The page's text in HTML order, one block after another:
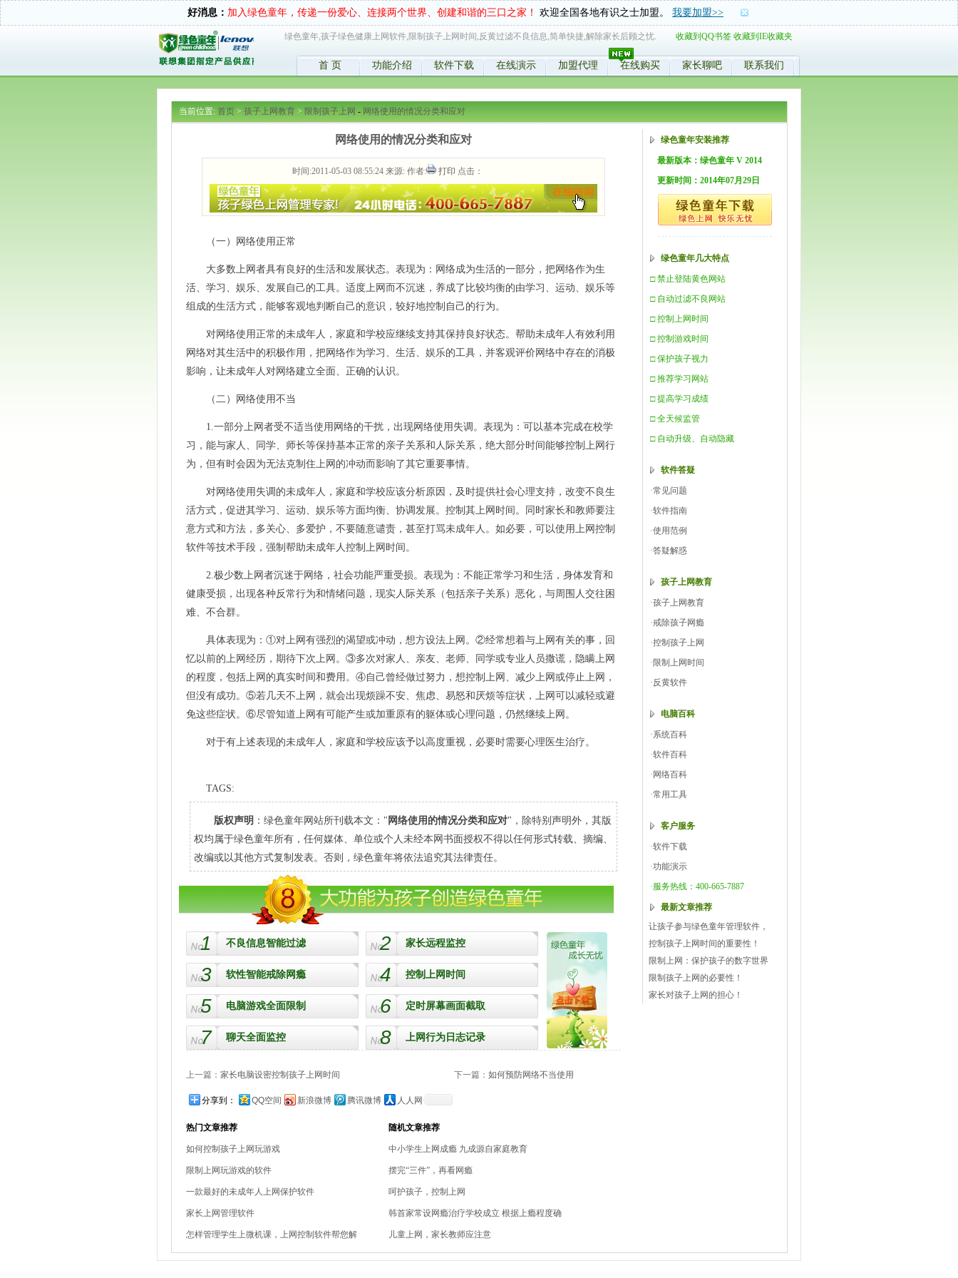
好消息： 加入绿色童年，传递一份爱心、连接两个世界、创建和谐的三口之家！ 欢迎全国各地有识之士加盟。 我要加盟>>
绿色童年,孩子绿色健康上网软件,限制孩子上网时间,反黄过滤不良信息,简单快捷,解除家长后顾之忧. 收藏到QQ书签 收藏到IE收藏夹
首 页 功能介绍 软件下载 在线演示 加盟代理 在线购买 家长聊吧 联系我们
当前位置: 首页> 孩子上网教育> 限制孩子上网 - 网络使用的情况分类和应对
网络使用的情况分类和应对
时间:2011-05-03 08:55:24 来源: 作者: 打印 点击：
（一）网络使用正常
大多数上网者具有良好的生活和发展状态。表现为：网络成为生活的一部分，把网络作为生
活、学习、娱乐、发展自己的工具。适度上网而不沉迷，养成了比较均衡的由学习、运动、娱乐等
组成的生活方式，能够客观地判断自己的意识，较好地控制自己的行为。
对网络使用正常的未成年人，家庭和学校应继续支持其保持良好状态。帮助未成年人有效利用
网络对其生活中的积极作用，把网络作为学习、生活、娱乐的工具，并客观评价网络中存在的消极
影响，让未成年人对网络建立全面、正确的认识。
（二）网络使用不当
1.一部分上网者受不适当使用网络的干扰，出现网络使用失调。表现为：可以基本完成在校学
习，能与家人、同学、师长等保持基本正常的亲子关系和人际关系，绝大部分时间能够控制上网行
为，但有时会因为无法克制住上网的冲动而影响了其它重要事情。
对网络使用失调的未成年人，家庭和学校应该分析原因，及时提供社会心理支持，改变不良生
活方式，促进其学习、运动、娱乐等方面均衡、协调发展。控制其上网时间。同时家长和教师要注
意方式和方法，多关心、多爱护，不要随意谴责，甚至打骂未成年人。如必要，可以使用上网控制
软件等技术手段，强制帮助未成年人控制上网时间。
2.极少数上网者沉迷于网络，社会功能严重受损。表现为：不能正常学习和生活，身体发育和
健康受损，出现各种反常行为和情绪问题，现实人际关系（包括亲子关系）恶化，与周围人交往困
难、不合群。
具体表现为：①对上网有强烈的渴望或冲动，想方设法上网。②经常想着与上网有关的事，回
忆以前的上网经历，期待下次上网。③多次对家人、亲友、老师、同学或专业人员撒谎，隐瞒上网
的程度，包括上网的真实时间和费用。④自己曾经做过努力，想控制上网、减少上网或停止上网，
但没有成功。⑤若几天不上网，就会出现烦躁不安、焦虑、易怒和厌烦等症状，上网可以减轻或避
免这些症状。⑥尽管知道上网有可能产生或加重原有的躯体或心理问题，仍然继续上网。
对于有上述表现的未成年人，家庭和学校应该予以高度重视，必要时需要心理医生治疗。
TAGS:
版权声明 ：绿色童年网站所刊载本文：" 网络使用的情况分类和应对"，除特别声明外，其版
权均属于绿色童年所有，任何媒体、单位或个人未经本网书面授权不得以任何形式转载、摘编、
改编或以其他方式复制发表。否则，绿色童年将依法追究其法律责任。
1 不良信息智能过滤 2 家长远程监控
3 软性智能戒除网瘾 4 控制上网时间
5 电脑游戏全面限制 6 定时屏幕画面截取
7 聊天全面监控 8 上网行为日志记录
上一篇： 家长电脑设密控制孩子上网时间 下一篇： 如何预防网络不当使用
分享到： QQ空间 新浪微博 腾讯微博 人人网
热门文章推荐
如何控制孩子上网玩游戏
限制上网玩游戏的软件
一款最好的未成年人上网保护软件
家长上网管理软件
怎样管理学生上微机课，上网控制软件帮您解
随机文章推荐
中小学生上网成瘾 九成源自家庭教育
摆完“三件”，再看网瘾
呵护孩子，控制上网
韩首家常设网瘾治疗学校成立 根据上瘾程度确
儿童上网，家长教师应注意
绿色童年安装推荐
最新版本：绿色童年 V 2014
更新时间：2014年07月29日
绿色童年几大特点
□ 禁止登陆黄色网站
□ 自动过滤不良网站
□ 控制上网时间
□ 控制游戏时间
□ 保护孩子视力
□ 推荐学习网站
□ 提高学习成绩
□ 全天候监管
□ 自动升级、自动隐藏
软件答疑
·常见问题
·软件指南
·使用范例
·答疑解惑
孩子上网教育
·孩子上网教育
·戒除孩子网瘾
·控制孩子上网
· 限制上网时间
·反黄软件
电脑百科
·系统百科
·软件百科
· 网络百科
·常用工具
客户服务
·软件下载
·功能演示
·服务热线：400-665-7887
最新文章推荐
让孩子参与绿色童年管理软件，
控制孩子上网时间的重要性！
限制上网：保护孩子的数字世界
限制孩子上网的必要性！
家长对孩子上网的担心！